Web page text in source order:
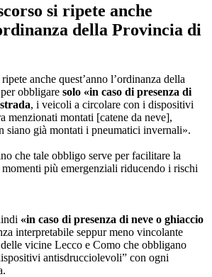
si ripete anche
della Provincia di
anche quest’anno l’ordinanza della
obbligare solo «in caso di presenza di
, i veicoli a circolare con i dispositivi
menzionati montati [catene da neve],
siano già montati i pneumatici invernali».
che tale obbligo serve per facilitare la
più emergenziali riducendo i rischi
«in caso di presenza di neve o ghiaccio
interpretabile seppur meno vincolante
vicine Lecco e Como che obbligano
antisdrucciolevoli” con ogni